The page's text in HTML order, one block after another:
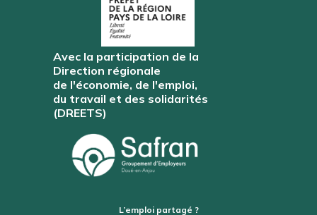
Avec la participation de la
Direction régionale
de l'économie, de l'emploi,
du travail et des solidarités
(DREETS)
L’emploi partagé ?